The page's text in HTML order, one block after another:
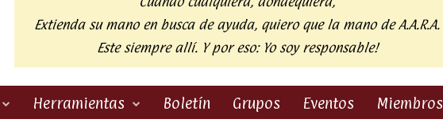
Extienda su mano en busca de ayuda, quiero que la mano de A.A.R.A.
Este siempre allí. Y por eso: Yo soy responsable!
Herramientas Boletín Grupos Eventos Miembros